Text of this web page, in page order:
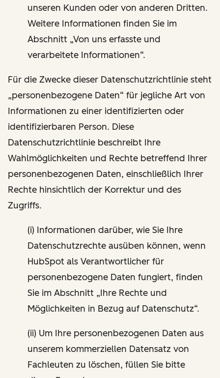
unseren Kunden oder von anderen Dritten.
Weitere Informationen finden Sie im
Abschnitt „Von uns erfasste und
verarbeitete Informationen“.
Für die Zwecke dieser Datenschutzrichtlinie steht
„personenbezogene Daten“ für jegliche Art von
Informationen zu einer identifizierten oder
identifizierbaren Person. Diese
Datenschutzrichtlinie beschreibt Ihre
Wahlmöglichkeiten und Rechte betreffend Ihrer
personenbezogenen Daten, einschließlich Ihrer
Rechte hinsichtlich der Korrektur und des
Zugriffs.
(i) Informationen darüber, wie Sie Ihre
Datenschutzrechte ausüben können, wenn
HubSpot als Verantwortlicher für
personenbezogene Daten fungiert, finden
Sie im Abschnitt „Ihre Rechte und
Möglichkeiten in Bezug auf Datenschutz“.
(ii) Um Ihre personenbezogenen Daten aus
unserem kommerziellen Datensatz von
Fachleuten zu löschen, füllen Sie bitte